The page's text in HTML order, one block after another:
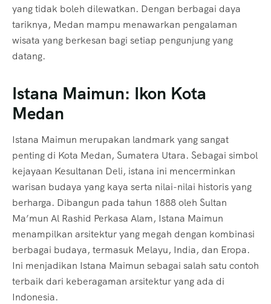
yang tidak boleh dilewatkan. Dengan berbagai daya
tariknya, Medan mampu menawarkan pengalaman
wisata yang berkesan bagi setiap pengunjung yang
datang.
Istana Maimun: Ikon Kota
Medan
Istana Maimun merupakan landmark yang sangat
penting di Kota Medan, Sumatera Utara. Sebagai simbol
kejayaan Kesultanan Deli, istana ini mencerminkan
warisan budaya yang kaya serta nilai-nilai historis yang
berharga. Dibangun pada tahun 1888 oleh Sultan
Ma’mun Al Rashid Perkasa Alam, Istana Maimun
menampilkan arsitektur yang megah dengan kombinasi
berbagai budaya, termasuk Melayu, India, dan Eropa.
Ini menjadikan Istana Maimun sebagai salah satu contoh
terbaik dari keberagaman arsitektur yang ada di
Indonesia.